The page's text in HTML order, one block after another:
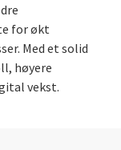
for økt
Med et solid
høyere
vekst.